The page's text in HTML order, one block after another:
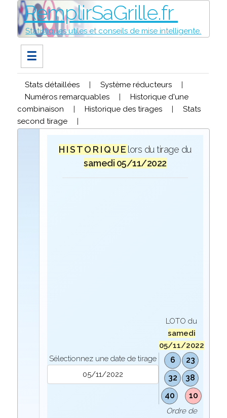
RemplirSaGrille.fr
Statistiques utiles et conseils de mise intelligente.
☰
Stats détaillées | Système réducteurs
|
Numéros remarquables
|
Historique d'une
combinaison
| Historique des tirages |
Stats
second tirage
|
H I S T O R I Q U E lors du tirage du
samedi 05/11/2022
Sélectionnez une date de tirage
LOTO du
samedi
05/11/2022
6
23
32
38
40
10
Ordre de